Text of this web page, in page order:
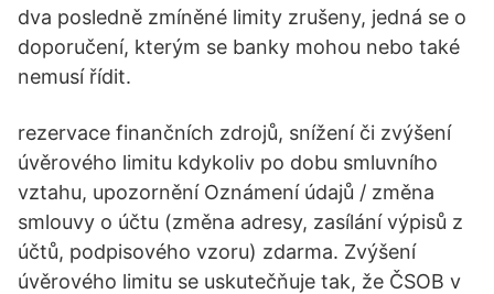
dva posledně zmíněné limity zrušeny, jedná se o
doporučení, kterým se banky mohou nebo také
nemusí řídit.
rezervace finančních zdrojů, snížení či zvýšení
úvěrového limitu kdykoliv po dobu smluvního
vztahu, upozornění Oznámení údajů / změna
smlouvy o účtu (změna adresy, zasílání výpisů z
účtů, podpisového vzoru) zdarma. Zvýšení
úvěrového limitu se uskutečňuje tak, že ČSOB v